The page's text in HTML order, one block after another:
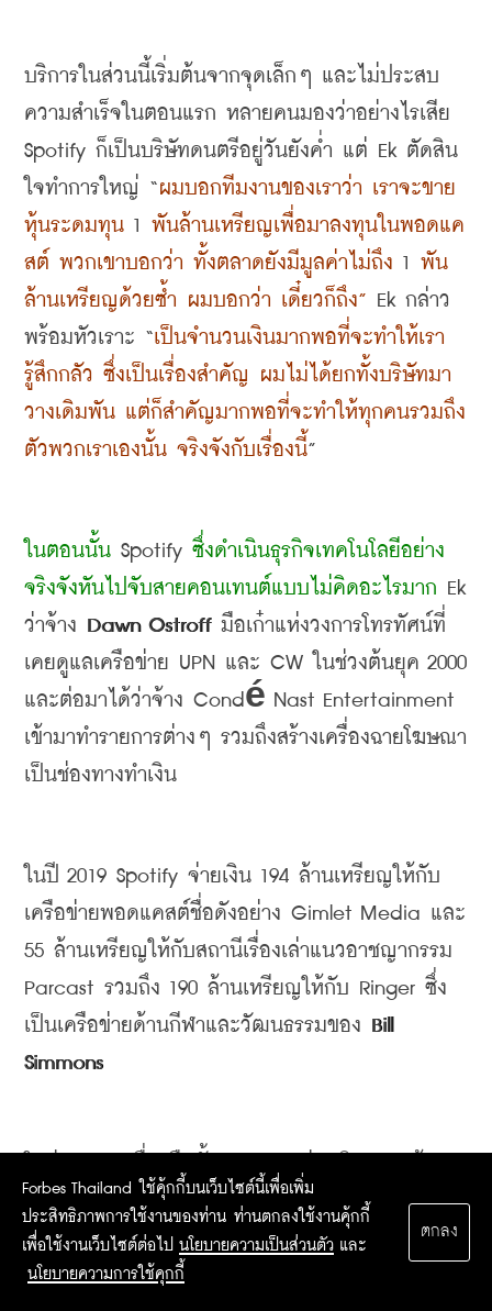
บริการในส่วนนี้เริ่มต้นจากจุดเล็กๆ และไม่ประสบ
ความสำเร็จในตอนแรก หลายคนมองว่าอย่างไรเสีย
Spotify ก็เป็นบริษัทดนตรีอยู่วันยังค่ำ แต่ Ek ตัดสิน
ใจทำการใหญ่
“ผมบอกทีมงานของเราว่า เราจะขาย
หุ้นระดมทุน 1 พันล้านเหรียญเพื่อมาลงทุนในพอดแค
สต์ พวกเขาบอกว่า ทั้งตลาดยังมีมูลค่าไม่ถึง 1 พัน
ล้านเหรียญด้วยซ้ำ ผมบอกว่า เดี๋ยวก็ถึง” Ek กล่าว
พร้อมหัวเราะ “เป็นจำนวนเงินมากพอที่จะทำให้เรา
รู้สึกกลัว ซึ่งเป็นเรื่องสำคัญ ผมไม่ได้ยกทั้งบริษัทมา
วางเดิมพัน แต่ก็สำคัญมากพอที่จะทำให้ทุกคนรวมถึง
ตัวพวกเราเองนั้น จริงจังกับเรื่องนี้”
ในตอนนั้น Spotify ซึ่งดำเนินธุรกิจเทคโนโลยีอย่าง
จริงจังหันไปจับสายคอนเทนต์แบบไม่คิดอะไรมาก
ว่าจ้าง Dawn Ostroff มือเก๋าแห่งวงการโทรทัศน์ที่
เคยดูแลเครือข่าย UPN และ CW ในช่วงต้นยุค
และต่อมาได้ว่าจ้าง
เข้ามาทำรายการต่างๆ รวมถึงสร้างเครื่องฉายโฆษณา
เป็นช่องทางทำเงิน
ในปี 2019 Spotify จ่ายเงิน 194 ล้านเหรียญให้กับ
เครือข่ายพอดแคสต์ชื่อดังอย่าง Gimlet Media และ
55 ล้านเหรียญให้กับสถานีเรื่องเล่าแนวอาชญากรรม
Parcast รวมถึง 190 ล้านเหรียญให้กับ Ringer ซึ่ง
เป็นเครือข่ายด้านกีฬาและวัฒนธรรมของ Bill
Simmons
เหรียญเข้าซื้อกิจการของ
Anchor ผู้ผลิตซอต์ฟแวร์
สำหรับบันทึกรายการ และอีก 236 เข้าซื้อ
Megaphone ซึ่งเป็นเครือข่ายเผยแพร่คอนเทนต์และ
Forbes Thailand ใช้คุ้กกี้บนเว็บไซต์นี้เพื่อเพิ่ม
ประสิทธิภาพการใช้งานของท่าน ท่านตกลงใช้งานคุ้กกี้
เพื่อใช้งานเว็บไซต์ต่อไป นโยบายความเป็นส่วนตัว และ
นโยบายความการใช้คุกกี้
ตกลง